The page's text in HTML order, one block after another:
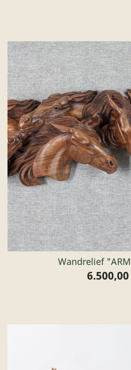
Wandrelief
Preis
6.500,00